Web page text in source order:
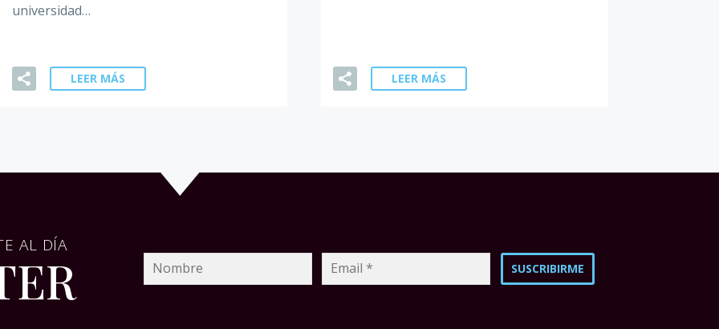
universidad…
LEER MÁS LEER MÁS
AL DÍA
SUSCRIBIRME